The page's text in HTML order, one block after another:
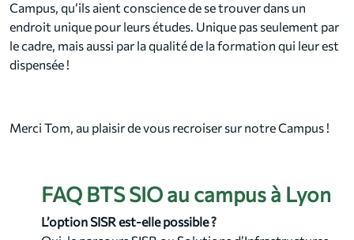
Campus, qu’ils aient conscience de se trouver dans un
endroit unique pour leurs études. Unique pas seulement par
le cadre, mais aussi par la qualité de la formation qui leur est
dispensée !
Merci Tom, au plaisir de vous recroiser sur notre Campus !
FAQ BTS SIO au campus à Lyon
L’option SISR est-elle possible ?